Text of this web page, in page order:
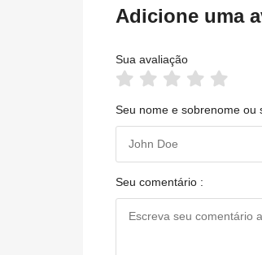
Adicione uma
Sua avaliação
Seu nome e sobrenome ou
Seu comentário :